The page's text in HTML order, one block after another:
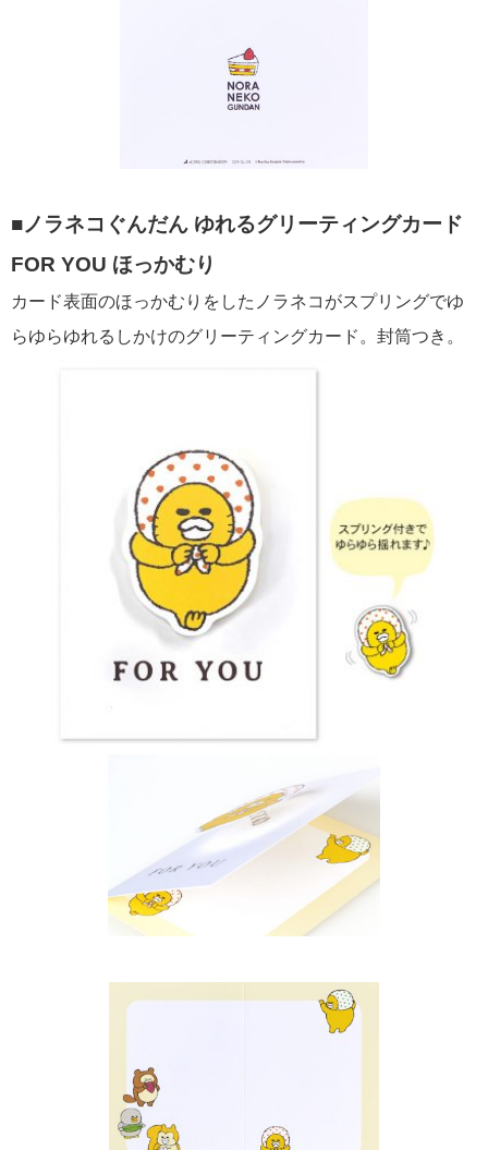
■ノラネコぐんだん ゆれるグリーティングカード
FOR YOU ほっかむり
カード表面のほっかむりをしたノラネコがスプリングでゆ
らゆらゆれるしかけのグリーティングカード。封筒つき。